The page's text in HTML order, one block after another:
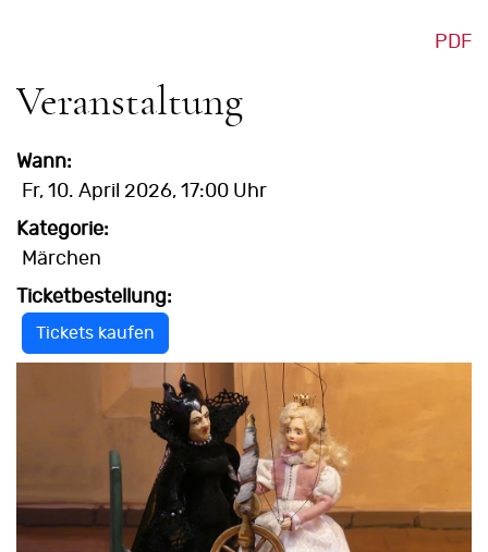
PDF
Veranstaltung
Wann:
Fr, 10. April 2026, 17:00 Uhr
Kategorie:
Märchen
Ticketbestellung:
Tickets kaufen